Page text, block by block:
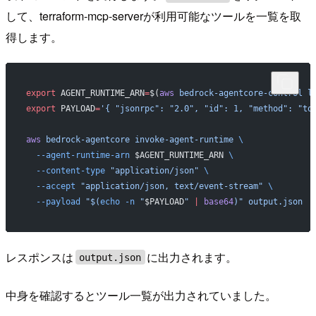
して、terraform-mcp-serverが利用可能なツールを一覧を取
得します。
export AGENT_RUNTIME_ARN=$(aws bedrock-agentcore-control
export PAYLOAD='{ "jsonrpc": "2.0", "id": 1, "method":
aws bedrock-agentcore invoke-agent-runtime \
  --agent-runtime-arn
$AGENT_RUNTIME_ARN \
  --content-type
"application/json" \
  --accept
"application/json, text/event-stream" \
  --payload
"$(echo -n "$PAYLOAD" base64)" output.json
レスポンスは output.json に出力されます。
中身を確認するとツール一覧が出力されていました。